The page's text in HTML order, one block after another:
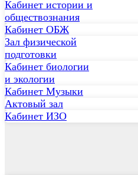
Кабинет истории и
обществознания
Кабинет ОБЖ
Зал физической
подготовки
Кабинет биологии
и экологии
Кабинет Музыки
Актовый зал
Кабинет ИЗО